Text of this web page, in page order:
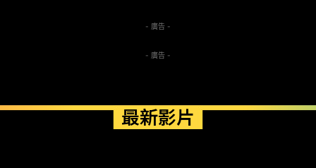
- 廣告 -
- 廣告 -
最新影片